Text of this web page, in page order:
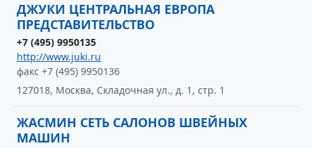
ДЖУКИ ЦЕНТРАЛЬНАЯ ЕВРОПА
ПРЕДСТАВИТЕЛЬСТВО
+7 (495) 9950135
http://www.juki.ru
факс +7 (495) 9950136
127018, Москва, Складочная ул., д. 1, стр. 1
ЖАСМИН СЕТЬ САЛОНОВ ШВЕЙНЫХ
МАШИН